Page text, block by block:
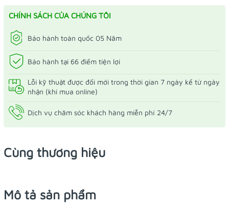
CHÍNH SÁCH CỦA CHÚNG TÔI
Bảo hành toàn quốc 05 Năm
Bảo hành tại 66 điểm tiện lợi
Lỗi kỹ thuật được đổi mới trong thời gian 7 ngày kể từ ngày
nhận (khi mua online)
Dịch vụ chăm sóc khách hàng miễn phí 24/7
Cùng thương hiệu
Mô tả sản phẩm